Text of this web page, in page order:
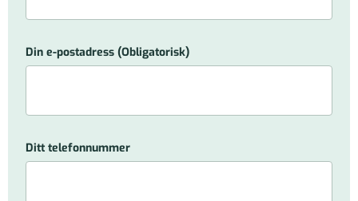
Din e-postadress (Obligatorisk)
Ditt telefonnummer